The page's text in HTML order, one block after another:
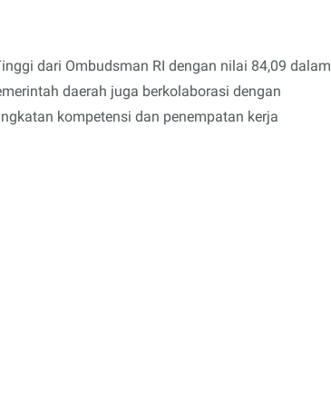
dari Ombudsman RI dengan nilai 84,09 dalam
daerah juga berkolaborasi dengan
kompetensi dan penempatan kerja